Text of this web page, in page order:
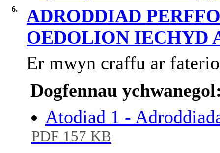
6.
ADRODDIAD
OEDOLION IECHYD
Er mwyn craffu ar
Dogfennau
Atodiad 1 -
PDF 157 KB